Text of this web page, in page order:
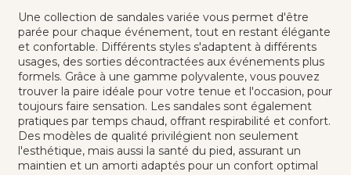
Une collection de sandales variée vous permet d'être
parée pour chaque événement, tout en restant élégante
et confortable. Différents styles s'adaptent à différents
usages, des sorties décontractées aux événements plus
formels. Grâce à une gamme polyvalente, vous pouvez
trouver la paire idéale pour votre tenue et l'occasion, pour
toujours faire sensation. Les sandales sont également
pratiques par temps chaud, offrant respirabilité et confort.
Des modèles de qualité privilégient non seulement
l'esthétique, mais aussi la santé du pied, assurant un
maintien et un amorti adaptés pour un confort optimal